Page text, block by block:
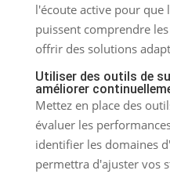
l'écoute active pour que
puissent comprendre
offrir des solutions
Utiliser des outils de
améliorer
Mettez en place des
évaluer les
identifier les domaines
permettra d'ajuster vos